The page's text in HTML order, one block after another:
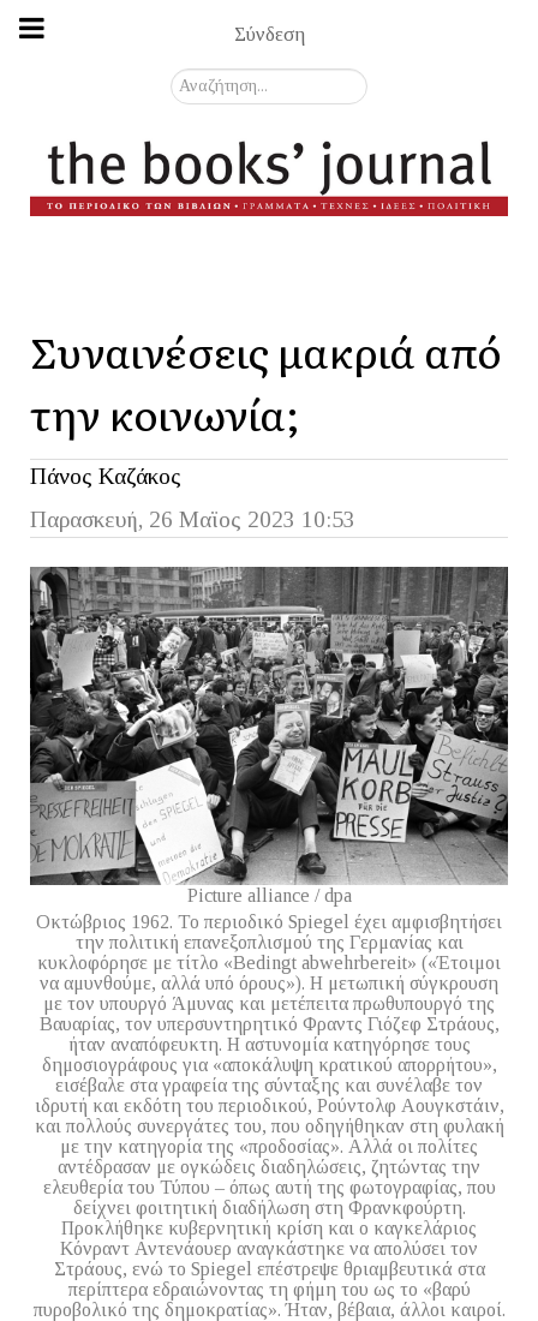
Σύνδεση
Αναζήτηση...
Συναινέσεις μακριά από
την κοινωνία;
Πάνος Καζάκος
Παρασκευή, 26 Μαϊος 2023 10:53
Picture alliance / dpa
Oκτώβριος 1962. Το περιοδικό Spiegel έχει αμφισβητήσει
την πολιτική επανεξοπλισμού της Γερμανίας και
κυκλοφόρησε με τίτλο «Bedingt abwehrbereit» («Έτοιμοι
να αμυνθούμε, αλλά υπό όρους»). Η μετωπική σύγκρουση
με τον υπουργό Άμυνας και μετέπειτα πρωθυπουργό της
Βαυαρίας, τον υπερσυντηρητικό Φραντς Γιόζεφ Στράους,
ήταν αναπόφευκτη. Η αστυνομία κατηγόρησε τους
δημοσιογράφους για «αποκάλυψη κρατικού απορρήτου»,
εισέβαλε στα γραφεία της σύνταξης και συνέλαβε τον
ιδρυτή και εκδότη του περιοδικού, Ρούντολφ Αουγκστάιν,
και πολλούς συνεργάτες του, που οδηγήθηκαν στη φυλακή
με την κατηγορία της «προδοσίας». Αλλά οι πολίτες
αντέδρασαν με ογκώδεις διαδηλώσεις, ζητώντας την
ελευθερία του Τύπου – όπως αυτή της φωτογραφίας, που
δείχνει φοιτητική διαδήλωση στη Φρανκφούρτη.
Προκλήθηκε κυβερνητική κρίση και ο καγκελάριος
Κόνραντ Αντενάουερ αναγκάστηκε να απολύσει τον
Στράους, ενώ το Spiegel επέστρεψε θριαμβευτικά στα
περίπτερα εδραιώνοντας τη φήμη του ως το «βαρύ
πυροβολικό της δημοκρατίας». Ήταν, βέβαια, άλλοι καιροί.